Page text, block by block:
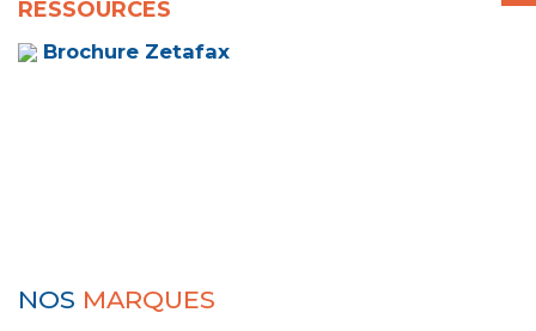
RESSOURCES
Brochure Zetafax
NOS MARQUES